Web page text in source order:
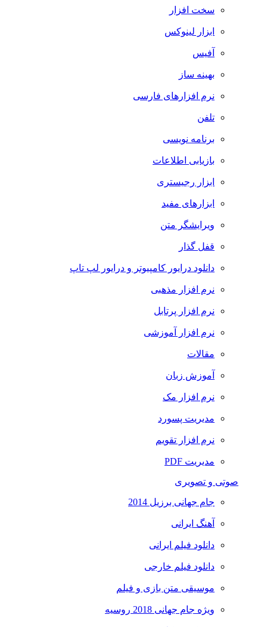
سخت افزار
ابزار لینوکس
آفیس
بهینه ساز
نرم افزارهای فارسی
تلفن
برنامه نویسی
بازیابی اطلاعات
ابزار رجیستری
ابزارهای مفید
ویرایشگر متن
قفل گذار
دانلود درایور کامپیوتر و درایور لپ تاپ
نرم افزار مذهبی
نرم افزار پرتابل
نرم افزار آموزشی
مقالات
آموزش زبان
نرم افزار مک
مدیریت پسورد
نرم افزار تقویم
مدیریت PDF
صوتی و تصویری
جام جهانی برزیل 2014
آهنگ ایرانی
دانلود فیلم ایرانی
دانلود فیلم خارجی
موسیقی متن بازی و فیلم
ویژه جام جهانی 2018 روسیه